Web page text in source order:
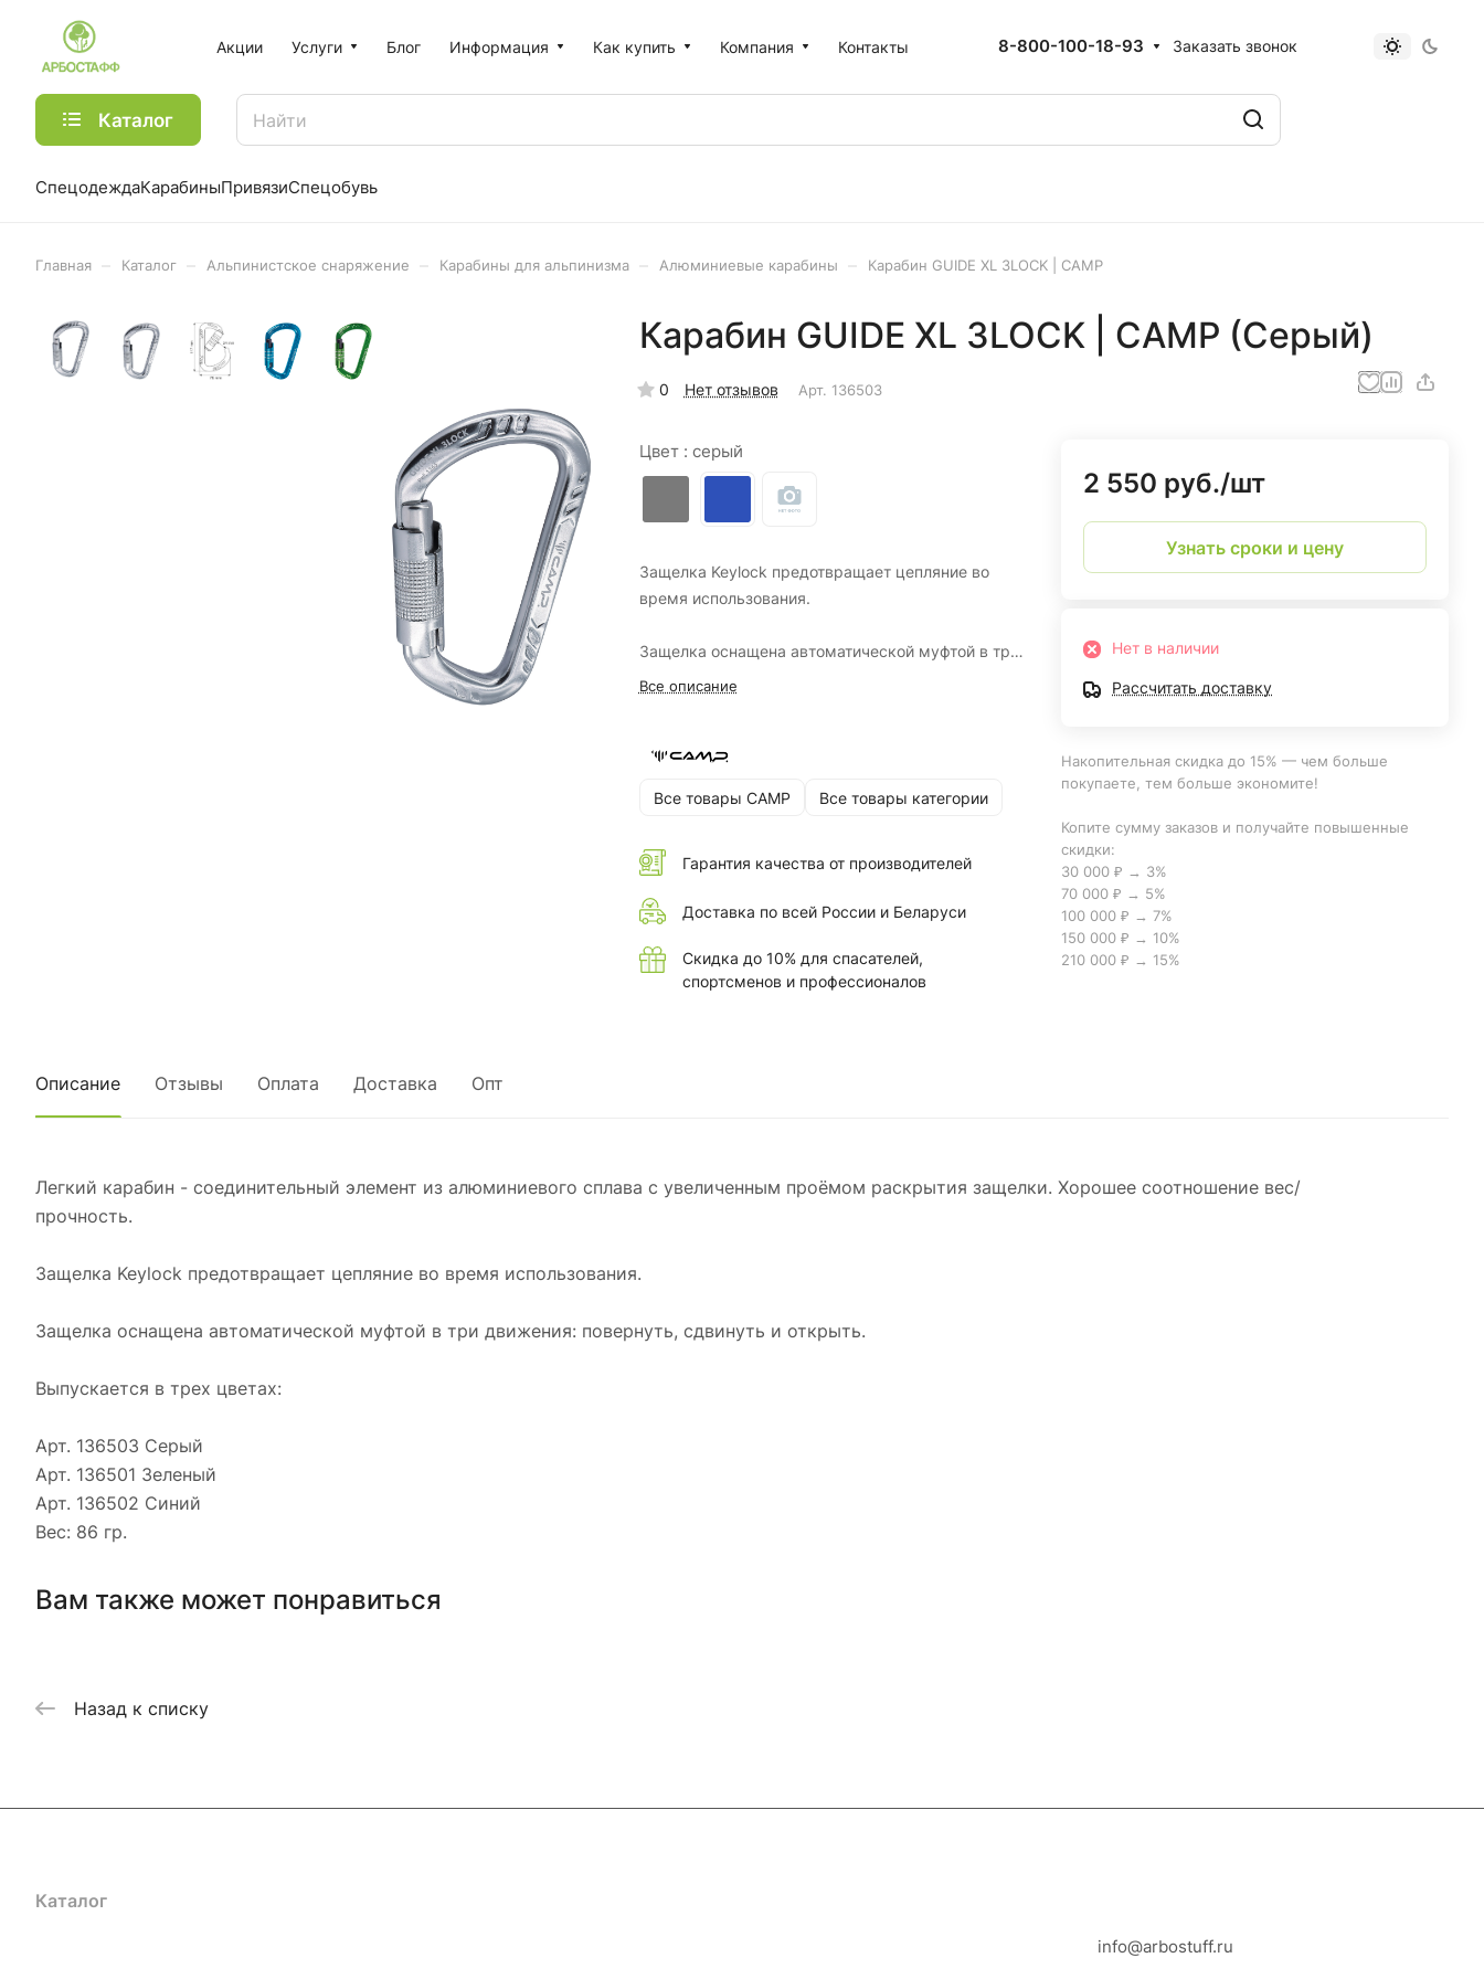
Акции Услуги Блог Информация Как купить Компания Контакты 8-800-100-18-93 Заказать звонок
Каталог
СпецодеждаКарабиныПривязиСпецобувь
Главная Каталог Альпинистское снаряжение Карабины для альпинизма Алюминиевые карабины Карабин GUIDE XL 3LOCK | CAMP
Карабин GUIDE XL 3LOCK | CAMP (Серый)
0 Нет отзывов Арт. 136503
Цвет : серый
Защелка Keylock предотвращает цепляние во
время использования.
Защелка оснащена автоматической муфтой в три
движения: повернуть, сдвинуть и открыть.
Все описание
Все товары CAMP Все товары категории
Гарантия качества от производителей
Доставка по всей России и Беларуси
Скидка до 10% для спасателей,
спортсменов и профессионалов
2 550 руб./шт
Узнать сроки и цену
Нет в наличии
Рассчитать доставку
Накопительная скидка до 15% — чем больше
покупаете, тем больше экономите!
Копите сумму заказов и получайте повышенные
скидки:
30 000 ₽ → 3%
70 000 ₽ → 5%
100 000 ₽ → 7%
150 000 ₽ → 10%
210 000 ₽ → 15%
Описание Отзывы Оплата Доставка Опт
Легкий карабин - соединительный элемент из алюминиевого сплава с увеличенным проёмом раскрытия защелки. Хорошее соотношение вес/
прочность.
Защелка Keylock предотвращает цепляние во время использования.
Защелка оснащена автоматической муфтой в три движения: повернуть, сдвинуть и открыть.
Выпускается в трех цветах:
Арт. 136503 Серый
Арт. 136501 Зеленый
Арт. 136502 Синий
Вес: 86 гр.
Вам также может понравиться
Назад к списку
Каталог
info@arbostuff.ru